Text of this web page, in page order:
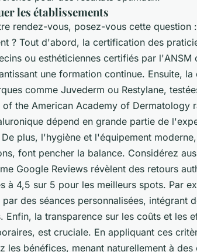
les établissements
rendez-vous, posez-vous cette
? Tout d'abord, la certification des
ou esthéticiennes certifiés par l'ANSM
une formation continue. Ensuite,
comme Juvederm ou Restylane,
of the American Academy of Dermatology
dépend en grande partie de
plus, l'hygiène et l'équipement
font pencher la balance. Considérez
Google Reviews révèlent des retours
à 4,5 sur 5 pour les meilleurs spots. Par
des séances personnalisées, intégrant
Enfin, la transparence sur les coûts et les
est cruciale. En appliquant ces
les bénéfices, menant naturellement à